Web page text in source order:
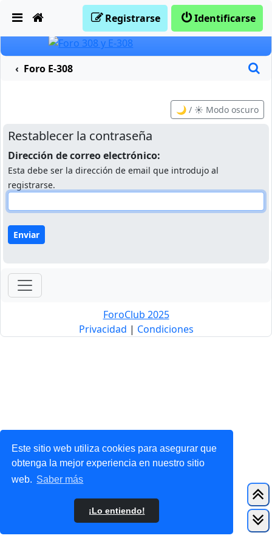
Este sitio web utiliza cookies para asegurar que
obtenga la mejor experiencia en nuestro sitio
web. Saber más
¡Lo entiendo!
Identificarse
Registrarse
Foro E-308
🌙 / ☀️ Modo oscuro
Restablecer la contraseña
Dirección de correo electrónico:
Esta debe ser la dirección de email que introdujo al
registrarse.
ForoClub 2025
Privacidad | Condiciones